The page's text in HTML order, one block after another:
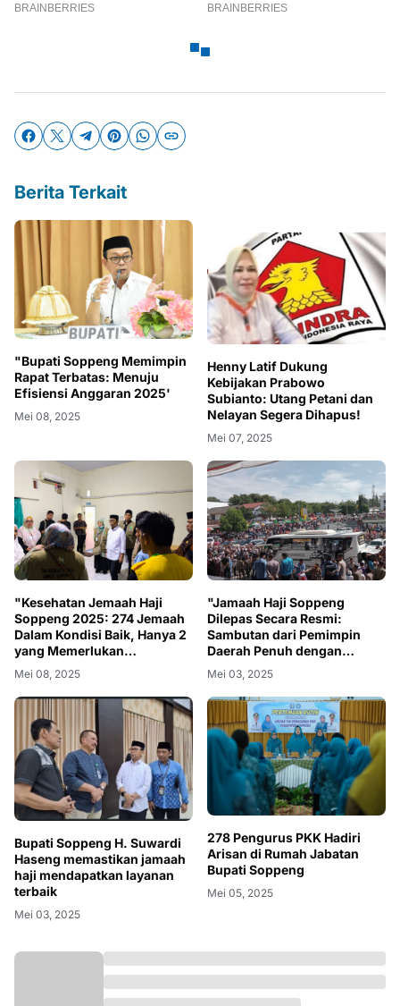
Berita Terkait
"Bupati Soppeng Memimpin
Rapat Terbatas: Menuju
Efisiensi Anggaran 2025'
Mei 08, 2025
Henny Latif Dukung
Kebijakan Prabowo
Subianto: Utang Petani dan
Nelayan Segera Dihapus!
Mei 07, 2025
"Kesehatan Jemaah Haji
Soppeng 2025: 274 Jemaah
Dalam Kondisi Baik, Hanya 2
yang Memerlukan
Perawatan"
Mei 08, 2025
"Jamaah Haji Soppeng
Dilepas Secara Resmi:
Sambutan dari Pemimpin
Daerah Penuh dengan
Makna"
Mei 03, 2025
Bupati Soppeng H. Suwardi
Haseng memastikan jamaah
haji mendapatkan layanan
terbaik
Mei 03, 2025
278 Pengurus PKK Hadiri
Arisan di Rumah Jabatan
Bupati Soppeng
Mei 05, 2025